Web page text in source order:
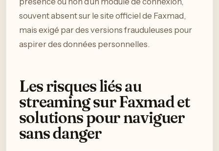
souvent absent sur le site officiel de Faxmad,
mais exigé par des versions frauduleuses pour
aspirer des données personnelles.
Les risques liés au
streaming sur Faxmad et
solutions pour naviguer
sans danger